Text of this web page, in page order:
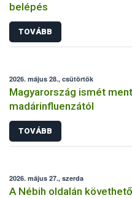
belépés
TOVÁBB
2026. május 28., csütörtök
Magyarország ismét
madárinfluenzától
TOVÁBB
2026. május 27., szerda
A Nébih oldalán